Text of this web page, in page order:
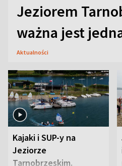
Jeziorem
ważna jest
Aktualności
Kajaki i SUP-y na
Jeziorze
Tarnobrzeskim.